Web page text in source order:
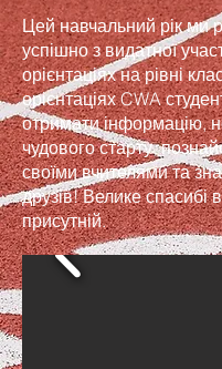
Цей навчальний рік ми
успішно з видатної
орієнтаціях на рівні
орієнтаціях CWA
отримати інформацію,
чудового старту,
своїми вчителями та
друзів! Велике спасибі
присутній.